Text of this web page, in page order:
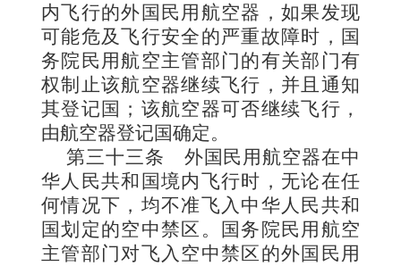
内飞行的外国民用航空器，如果发现
可能危及飞行安全的严重故障时，国
务院民用航空主管部门的有关部门有
权制止该航空器继续飞行，并且通知
其登记国；该航空器可否继续飞行，
由航空器登记国确定。
第三十三条 外国民用航空器在中
华人民共和国境内飞行时，无论在任
何情况下，均不准飞入中华人民共和
国划定的空中禁区。国务院民用航空
主管部门对飞入空中禁区的外国民用